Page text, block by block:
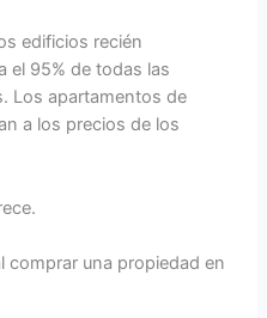
edificios recién
el 95% de todas las
Los apartamentos de
a los precios de los
comprar una propiedad en